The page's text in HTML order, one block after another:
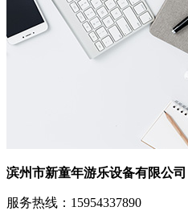
滨州市新童年游乐设备有限公司
服务热线：15954337890